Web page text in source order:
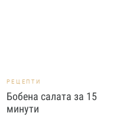
РЕЦЕПТИ
Бобена салата за 15
минути